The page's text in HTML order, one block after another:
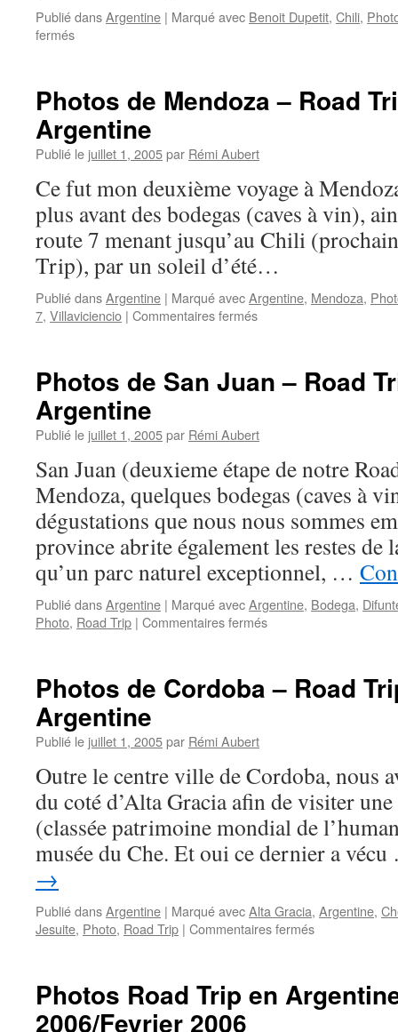
Publié dansArgentine | Marqué avec Benoit Dupetit, Chili,
ferméssur
–
Road
Trip
2006
Chili
Photos de Mendoza – Road
Argentine
Publié le juillet 1, 2005par Rémi Aubert
Ce fut mon deuxième voyage à
plus avant des bodegas (caves à vin),
route 7 menant jusqu’au Chili
Trip), par un soleil d’été…
Publié dansArgentine | Marqué avecArgentine, Mendoza,
7, Villaviciencio | Commentaires ferméssur
–
2006
Argentine
Photos de San Juan – Road
Argentine
Publié le juillet 1, 2005par Rémi Aubert
San Juan (deuxieme étape de notre
Mendoza, quelques bodegas (caves à
dégustations que nous nous sommes
province abrite également les restes
qu’un parc naturel exceptionnel, …
Publié dansArgentine | Marqué avecArgentine, Bodega,
Photo, Road Trip | Commentaires ferméssur
Juan
–
Argentine
Photos de Cordoba – Road
Argentine
Publié le juillet 1, 2005par Rémi Aubert
Outre le centre ville de Cordoba, nous
du coté d’Alta Gracia afin de visiter
(classée patrimoine mondial de
musée du Che. Et oui ce dernier a
→
Publié dansArgentine | Marqué avecAlta Gracia, Argentine,
Jesuite, Photo, Road Trip | Commentaires ferméssur
–
Photos Road Trip en
2006/Fevrier 2006